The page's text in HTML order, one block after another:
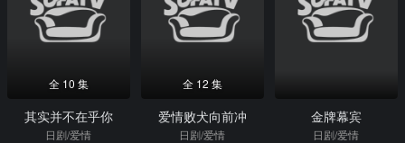
全 10 集
其实并不在乎你
日剧/爱情
全 12 集
爱情败犬向前冲
日剧/爱情
金牌幕宾
日剧/爱情